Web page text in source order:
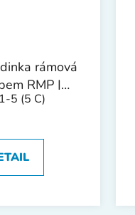
rámová
RMP |
1bal/20ks
5 (5 C)